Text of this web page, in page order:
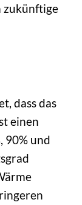
zukünftige
dass das
einen
90% und